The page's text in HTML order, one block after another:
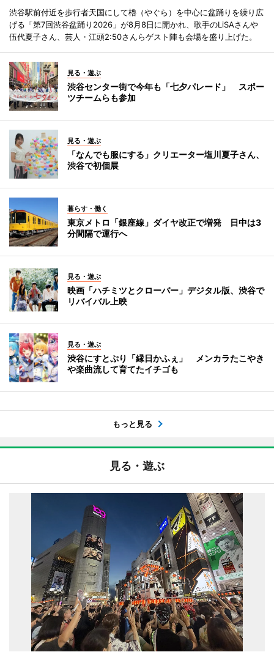
渋谷駅前付近を歩行者天国にして櫓（やぐら）を中心に盆踊りを繰り広
げる「第7回渋谷盆踊り2026」が8月8日に開かれ、歌手のLiSAさんや
伍代夏子さん、芸人・江頭2:50さんらゲスト陣も会場を盛り上げた。
見る・遊ぶ
渋谷センター街で今年も「七夕パレード」 スポー
ツチームらも参加
見る・遊ぶ
「なんでも服にする」クリエーター塩川夏子さん、
渋谷で初個展
暮らす・働く
東京メトロ「銀座線」ダイヤ改正で増発 日中は3
分間隔で運行へ
見る・遊ぶ
映画「ハチミツとクローバー」デジタル版、渋谷で
リバイバル上映
見る・遊ぶ
渋谷にすとぷり「縁日かふぇ」 メンカラたこやき
や楽曲流して育てたイチゴも
もっと見る
見る・遊ぶ